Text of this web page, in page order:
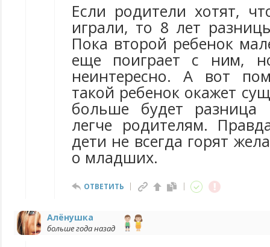
Если родители хотят,
играли, то 8 лет
Пока второй ребенок
еще поиграет с ним,
неинтересно. А вот
такой ребенок окажет
больше будет разница
легче родителям.
дети не всегда горят
о младших.
ОТВЕТИТЬ
Алёнушка
больше года назад